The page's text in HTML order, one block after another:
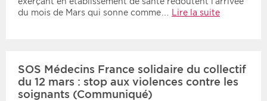
du mois de Mars qui sonne comme…
Lire la suite
SOS Médecins France solidaire du collectif
du 12 mars : stop aux violences contre les
soignants (Communiqué)